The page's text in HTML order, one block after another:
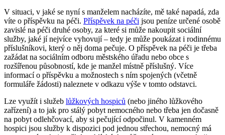
V situaci, v jaké se nyní s manželem nacházíte, mě také napadá, zda
víte o příspěvku na péči. Příspěvek na péči jsou peníze určené osobě
zavislé na péči druhé osoby, za které si může nakoupit sociální
služby, jaké jí nejvíce vyhovují – tedy je může poukázat i rodinnému
příslušníkovi, který o něj doma pečuje. O příspěvek na péči je třeba
zažádat na sociálním odboru městského úřadu nebo obce s
rozšířenou působností, kde je manžel místně příslušný. Více
informací o příspěvku a možnostech s ním spojených (včetně
formuláře žádosti) naleznete v odkazu výše v tomto odstavci.
Lze využít i služeb lůžkových hospiců (nebo jiného lůžkového
zařízení) a to jak pro stálý pobyt nemocného nebo třeba jen dočasně
na pobyt odlehčovací, aby si pečující odpočinul. V kamenném
hospici jsou služby k dispozici pod jednou střechou, nemocný má